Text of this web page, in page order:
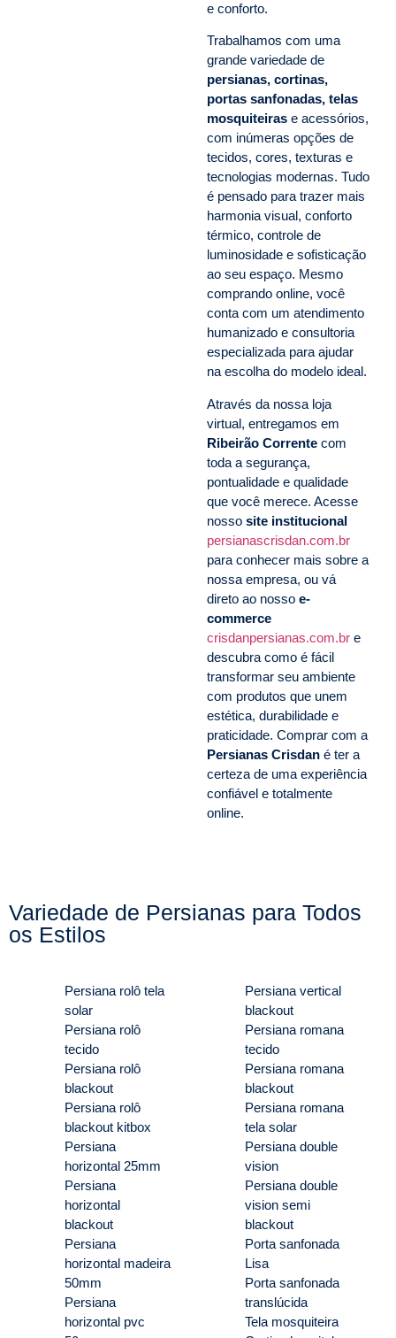
e conforto.
Trabalhamos com uma
grande variedade de
persianas, cortinas,
portas sanfonadas, telas
mosquiteiras e acessórios,
com inúmeras opções de
tecidos, cores, texturas e
tecnologias modernas. Tudo
é pensado para trazer mais
harmonia visual, conforto
térmico, controle de
luminosidade e sofisticação
ao seu espaço. Mesmo
comprando online, você
conta com um atendimento
humanizado e consultoria
especializada para ajudar
na escolha do modelo ideal.
Através da nossa loja
virtual, entregamos em
Ribeirão Corrente com
toda a segurança,
pontualidade e qualidade
que você merece. Acesse
nosso site institucional
persianascrisdan.com.br
para conhecer mais sobre a
nossa empresa, ou vá
direto ao nosso e-
commerce
crisdanpersianas.com.br e
descubra como é fácil
transformar seu ambiente
com produtos que unem
estética, durabilidade e
praticidade. Comprar com a
Persianas Crisdan é ter a
certeza de uma experiência
confiável e totalmente
online.
Variedade de Persianas para Todos
os Estilos
Persiana rolô tela
solar
Persiana rolô
tecido
Persiana rolô
blackout
Persiana rolô
blackout kitbox
Persiana
horizontal 25mm
Persiana
horizontal
blackout
Persiana
horizontal madeira
50mm
Persiana
horizontal pvc
Persiana vertical
blackout
Persiana romana
tecido
Persiana romana
blackout
Persiana romana
tela solar
Persiana double
vision
Persiana double
vision semi
blackout
Porta sanfonada
Lisa
Porta sanfonada
translúcida
Tela mosquiteira